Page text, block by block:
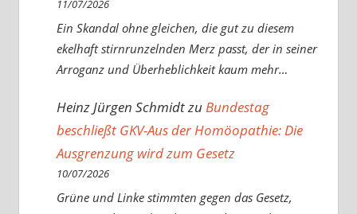
11/07/2026
Ein Skandal ohne gleichen, die gut zu diesem
ekelhaft stirnrunzelnden Merz passt, der in seiner
Arroganz und Überheblichkeit kaum mehr…
Heinz Jürgen SchmidtzuBundestag
beschließt GKV-Aus der Homöopathie: Die
Ausgrenzung wird zum Gesetz
10/07/2026
Grüne und Linke stimmten gegen das Gesetz,